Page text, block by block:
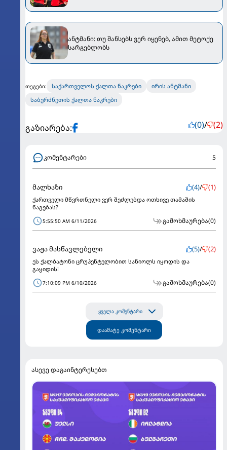
ანტმანი: თუ შანსებს ვერ იყენებ, ამით მეტოქე
სარგებლობს
თეგები: საქართველოს ქალთა ნაკრები
ირის ანტმანი
საბერძნეთის ქალთა ნაკრები
გაზიარება: (0)/ (2)
კომენტარები 5
მალხაზი (4)/ (1)
ქართველი მწვრთნელი ვერ შეძლებდა ოთხივე თამაშის
წაგებას?
5:55:50 AM 6/11/2026 გამოხმაურება(0)
ვაჟა მასწავლებელი (5)/ (2)
ეს ქალბატონი ცრუპენტელობით სანიოლს იყოდის და
გაყიდის!
7:10:09 PM 6/10/2026 გამოხმაურება(0)
ყველა კომენტარი
დაამატე კომენტარი
ასევე დაგაინტერესებთ